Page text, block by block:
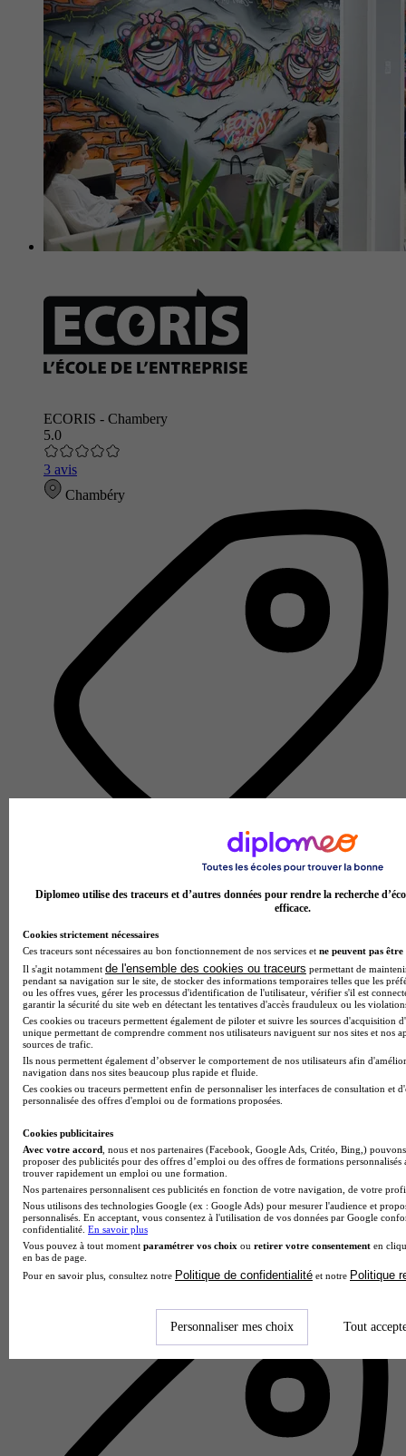
ECORIS - Chambery
5.0
3 avis
Chambéry
École de gestion et de commerce
Voir l’établissement
Guardia Cybersecurity School - Paris
5.0
1 avis
Puteaux
Diplomeo utilise des traceurs et d’autres données pour rendre la recherche
efficace.
Cookies strictement nécessaires
Ces traceurs sont nécessaires au bon fonctionnement de nos services et ne peuvent pas être
Il s'agit notamment de l'ensemble des cookies ou traceurs permettant de
pendant sa navigation sur le site, de stocker des informations temporaires telles que les
ou les offres vues, gérer les processus d'identification de l'utilisateur, vérifier s'il est
garantir la sécurité du site web en détectant les tentatives d'accès frauduleux ou les
Ces cookies ou traceurs permettent également de piloter et suivre les sources d'acquisition
unique permettant de comprendre comment nos utilisateurs naviguent sur nos sites et nos
sources de trafic.
Ils nous permettent également d’observer le comportement de nos utilisateurs afin
navigation dans nos sites beaucoup plus rapide et fluide.
Ces cookies ou traceurs permettent enfin de personnaliser les interfaces de consultation et
personnalisée des offres d'emploi ou de formations proposées.
Cookies publicitaires
Avec votre accord , nous et nos partenaires (Facebook, Google Ads, Critéo, Bing,)
proposer des publicités pour des offres d’emploi ou des offres de formations
trouver rapidement un emploi ou une formation.
Nos partenaires personnalisent ces publicités en fonction de votre navigation, de votre
Nous utilisons des technologies Google (ex : Google Ads) pour mesurer l'audience et
personnalisés. En acceptant, vous consentez à l'utilisation de vos données par Google
confidentialité. En savoir plus
Vous pouvez à tout moment paramétrer vos choix ou retirer votre consentement en
en bas de page.
Pour en savoir plus, consultez notre Politique de confidentialité et notre Politique
Personnaliser mes choix Tout